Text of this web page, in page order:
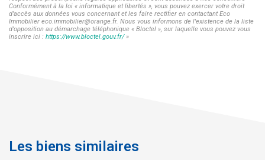
Conformément à la loi « informatique et libertés », vous pouvez exercer votre droit
d'accès aux données vous concernant et les faire rectifier en contactant Eco
Immobilier eco.immobilier@orange.fr. Nous vous informons de l'existence de la liste
d'opposition au démarchage téléphonique « Bloctel », sur laquelle vous pouvez vous
inscrire ici : https://www.bloctel.gouv.fr/»
Les biens similaires